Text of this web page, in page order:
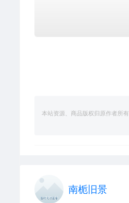
本站资源、商品版权归原作者所有
南栀旧景